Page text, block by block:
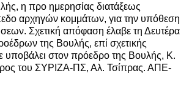
η προ ημερησίας διατάξεως
αρχηγών κομμάτων, για την υπόθεση
Σχετική απόφαση έλαβε τη Δευτέρα
της Βουλής, επί σχετικής
υποβάλει στον πρόεδρο της Βουλής, Κ.
του ΣΥΡΙΖΑ-ΠΣ, Αλ. Τσίπρας. ΑΠΕ-